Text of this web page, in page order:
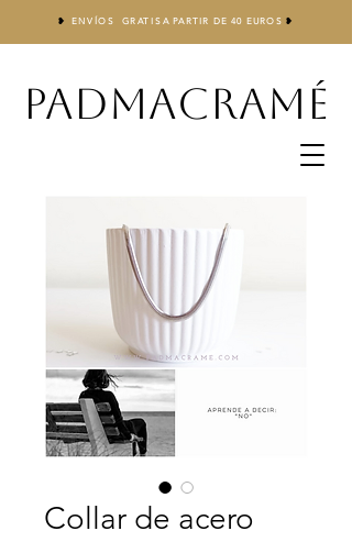
❥ ENVÍOS GRATIS A PARTIR DE 40 EUROS ❥
PADMACRAMÉ
Collar de acero